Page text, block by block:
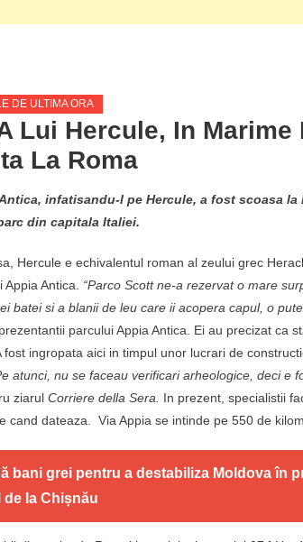
DE ULTIMA ORA
Lui Hercule, In Marime
La Roma
infatisandu-l pe Hercule, a fost scoasa
din capitala Italiei.
Hercule e echivalentul roman al zeului grec
Antica. “Parco Scott ne-a rezervat o mare
batei si a blanii de leu care ii acopera capul, o
parcului Appia Antica. Ei au precizat ca
fost ingropata aici in timpul unor lucrari de
atunci, nu se faceau verificari arheologice, deci e
ziarul Corriere della Sera.
In prezent, specialistii
cand dateaza. Via Appia se intinde pe 550 de
bani grei pentru a destabiliza Moldova în
la Chișnău